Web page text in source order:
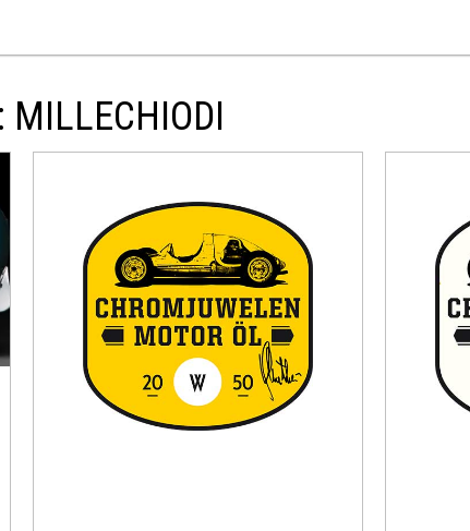
MILLECHIODI